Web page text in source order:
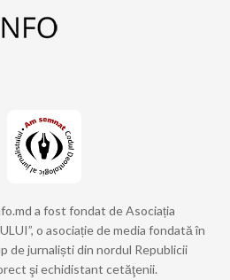
a fost fondat de Asociația
o asociație de media fondată în
de jurnaliști din nordul Republicii
şi echidistant cetăţenii.